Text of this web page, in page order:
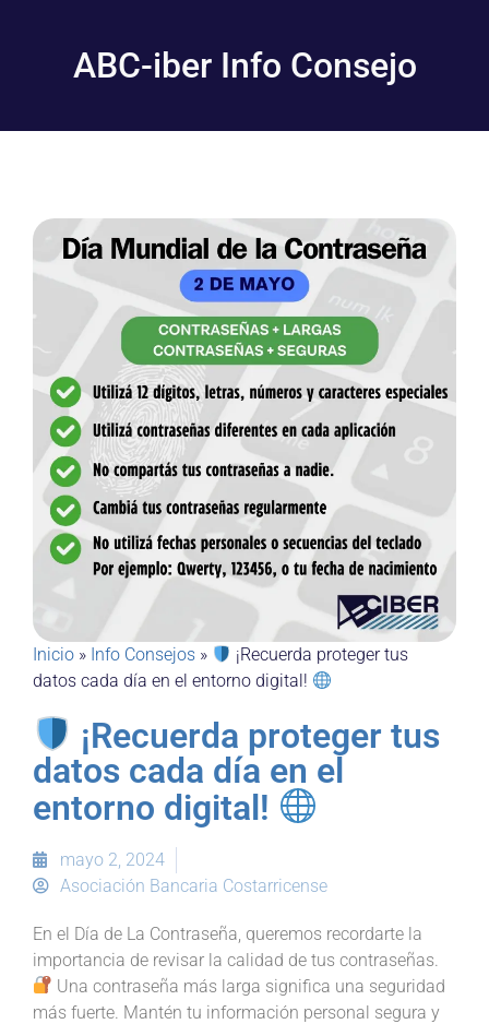
ABC-iber Info Consejo
Inicio » Info Consejos »
¡Recuerda proteger tus
datos cada día en el entorno digital!
¡Recuerda proteger tus
datos cada día en el
entorno digital!
mayo 2, 2024
Asociación Bancaria Costarricense
En el Día de La Contraseña, queremos recordarte la
importancia de revisar la calidad de tus contraseñas.
Una contraseña más larga significa una seguridad
más fuerte. Mantén tu información personal segura y